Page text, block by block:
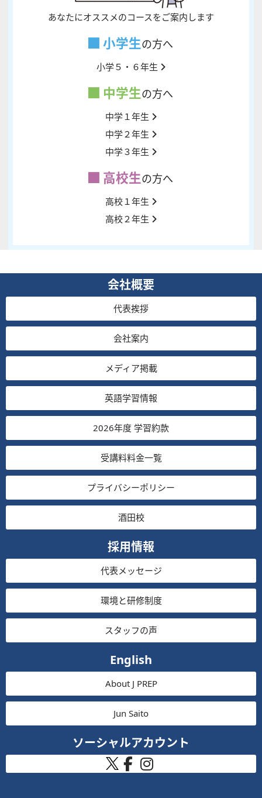
あなたにオススメのコースをご案内します
小学生の方へ
小学５・６年生
中学生の方へ
中学１年生
中学２年生
中学３年生
高校生の方へ
高校１年生
高校２年生
会社概要
代表挨拶
会社案内
メディア掲載
英語学習情報
2026年度 学習約款
受講料料金一覧
プライバシーポリシー
酒田校
採用情報
代表メッセージ
環境と研修制度
スタッフの声
English
About J PREP
Jun Saito
ソーシャルアカウント